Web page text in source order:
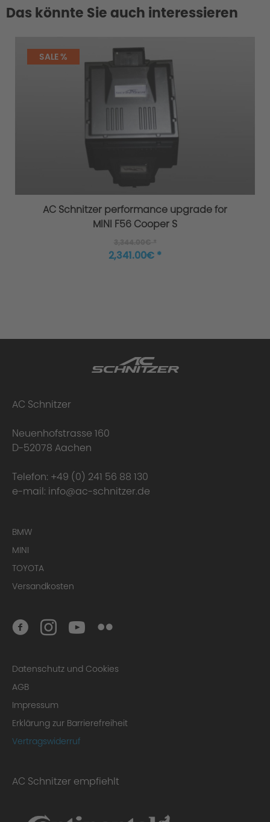
Das könnte Sie auch interessieren
SALE %
AC Schnitzer performance upgrade for
MINI F56 Cooper S
2,341.00€ *
AC Schnitzer
Neuenhofstrasse 160
D-52078 Aachen
Telefon: +49 (0) 241 56 88 130
e-mail: info@ac-schnitzer.de
BMW
MINI
TOYOTA
Versandkosten
Datenschutz und Cookies
AGB
Impressum
Erklärung zur Barrierefreiheit
Vertragswiderruf
AC Schnitzer empfiehlt